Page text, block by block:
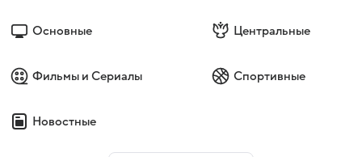
Основные Центральные
Фильмы и Сериалы Спортивные
Новостные